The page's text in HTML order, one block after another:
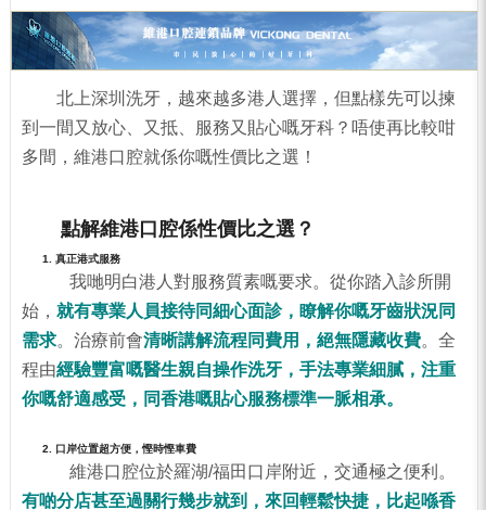
北上深圳洗牙，越來越多港人選擇，但點樣先可以揀
到一間又放心、又抵、服務又貼心嘅牙科？唔使再比較咁
多間，維港口腔就係你嘅性價比之選！
點解維港口腔係性價比之選？
1. 真正港式服務
我哋明白港人對服務質素嘅要求。從你踏入診所開
始， 就有專業人員接待同細心面診，瞭解你嘅牙齒狀況同
需求。治療前會清晰講解流程同費用，絕無隱藏收費。全
程由經驗豐富嘅醫生親自操作洗牙，手法專業細膩，注重
你嘅舒適感受，同香港嘅貼心服務標準一脈相承。
2. 口岸位置超方便，慳時慳車費
維港口腔位於羅湖/福田口岸附近，交通極之便利。
有啲分店甚至過關行幾步就到，來回輕鬆快捷，比起喺香